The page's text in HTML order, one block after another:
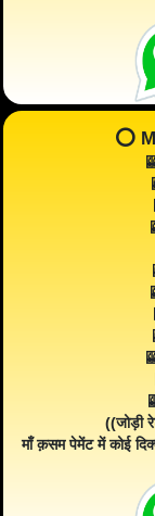
⭕️
((जोड़ी
माँ क़सम पेमेंट में कोई